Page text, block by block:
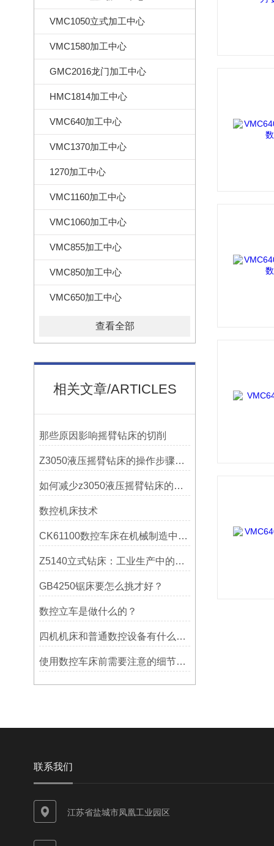
VMC1050立式加工中心
VMC1580加工中心
GMC2016龙门加工中心
HMC1814加工中心
VMC640加工中心
VMC1370加工中心
1270加工中心
VMC1160加工中心
VMC1060加工中心
VMC855加工中心
VMC850加工中心
VMC650加工中心
查看全部
相关文章/ARTICLES
那些原因影响摇臂钻床的切削
Z3050液压摇臂钻床的操作步骤与安全注意事项
如何减少z3050液压摇臂钻床的故障和维修成本？
数控机床技术
CK61100数控车床在机械制造中的实际表现
Z5140立式钻床：工业生产中的得力助手
GB4250锯床要怎么挑才好？
数控立车是做什么的？
四机机床和普通数控设备有什么区别？
使用数控车床前需要注意的细节有哪些呢？
联系我们
江苏省盐城市凤凰工业园区